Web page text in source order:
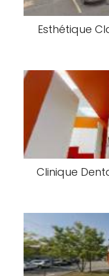
Esthétique
Clinique